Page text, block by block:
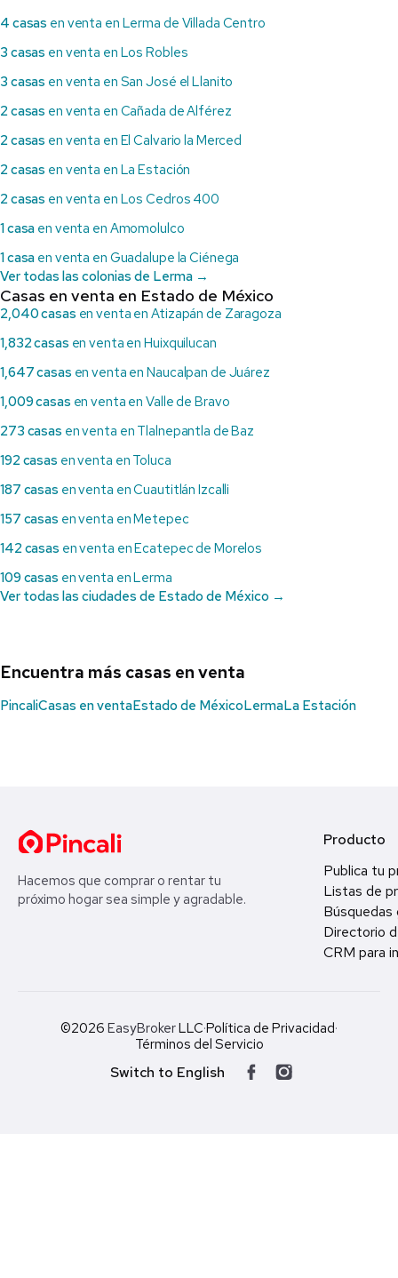
4 casas en venta en Lerma de Villada Centro
3 casas en venta en Los Robles
3 casas en venta en San José el Llanito
2 casas en venta en Cañada de Alférez
2 casas en venta en El Calvario la Merced
2 casas en venta en La Estación
2 casas en venta en Los Cedros 400
1 casa en venta en Amomolulco
1 casa en venta en Guadalupe la Ciénega
Ver todas las colonias de Lerma →
Casas en venta en Estado de México
2,040 casas en venta en Atizapán de Zaragoza
1,832 casas en venta en Huixquilucan
1,647 casas en venta en Naucalpan de Juárez
1,009 casas en venta en Valle de Bravo
273 casas en venta en Tlalnepantla de Baz
192 casas en venta en Toluca
187 casas en venta en Cuautitlán Izcalli
157 casas en venta en Metepec
142 casas en venta en Ecatepec de Morelos
109 casas en venta en Lerma
Ver todas las ciudades de Estado de México →
Encuentra más casas en venta
PincaliCasas en ventaEstado de MéxicoLermaLa Estación
Hacemos que comprar o rentar tu
próximo hogar sea simple y agradable.
Producto
Publica tu
Listas de
Búsquedas
Directorio
CRM para
©2026 EasyBrokerLLC·Política de Privacidad·
Términos del Servicio
Switch to English